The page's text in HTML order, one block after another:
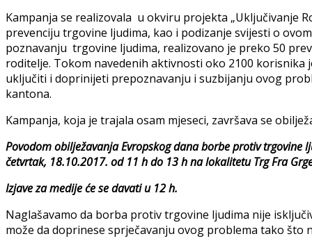
Kampanja se realizovala u okviru projekta „Uključivanje
prevenciju trgovine ljudima, kao i podizanje svijesti o
poznavanju trgovine ljudima, realizovano je preko 50
roditelje. Tokom navedenih aktivnosti oko 2100
uključiti i doprinijeti prepoznavanju i suzbijanju ovog
kantona.
Kampanja, koja je trajala osam mjeseci, završava se
Povodom obilježavanja Evropskog dana borbe protiv trgovine
četvrtak, 18.10.2017. od 11 h do 13 h na lokalitetu Trg Fra
Izjave za medije će se davati u 12 h.
Naglašavamo da borba protiv trgovine ljudima nije
može da doprinese sprječavanju ovog problema tako